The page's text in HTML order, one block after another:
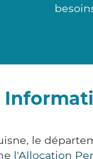
le
l'Allocation